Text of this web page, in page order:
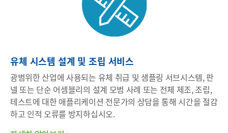
유체 시스템 설계 및 조립 서비스
광범위한 산업에 사용되는 유체 취급 및 샘플링 서브시스템, 판
넬 또는 단순 어셈블리의 설계 모범 사례 또는 전체 제조, 조립,
테스트에 대한 애플리케이션 전문가의 상담을 통해 시간을 절감
하고 인적 오류를 방지하십시오.